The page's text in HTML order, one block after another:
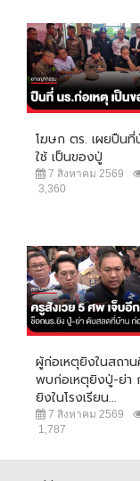
โฆษก ตร. เผยปืนที่
ใช้ เป็นของปู่
7 สิงหาคม 2569
3,360
ผู้ก่อเหตุยิงในสถา
พบก่อเหตุยิงปู่-ย่า
ยิงในโรงเรียน...
7 สิงหาคม 2569
1,787